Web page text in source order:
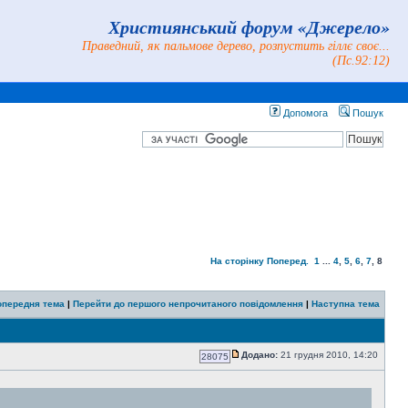
Християнський форум «Джерело»
Праведний, як пальмове дерево, розпустить гіллє своє...
(Пс.92:12)
Допомога Пошук
На сторінку Поперед. 1 4 5 6 7 8
тема | Перейти до першого непрочитаного повідомлення | Наступна тема
28075 Додано: 21 грудня 2010, 14:20